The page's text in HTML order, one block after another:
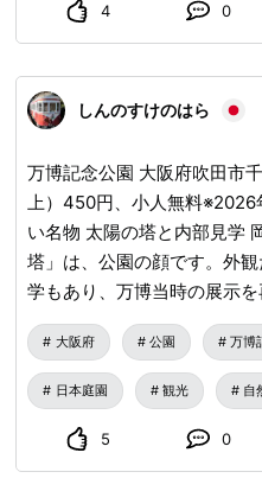
安威川ダムも、斜面に石を
ます。 安威川ダム建設事業の総事業費は、国土交通省資料
1,536億円とされています。
4 0
しんのすけのはら
万博記念公園 大阪府吹田市千里万博公園 大人（高校生以
上）450円、小人無料※2026年4月
い名物 太陽の塔と内部見学
塔」は、公園の顔です。外
学もあり、万博当時の展示
とができます。 日本庭園
た本格的な回遊式庭園で、
の花や紅葉が楽しめます。
公式が詳しく紹介している
大阪府 公園 万博
日本庭園 観光 自
5 0